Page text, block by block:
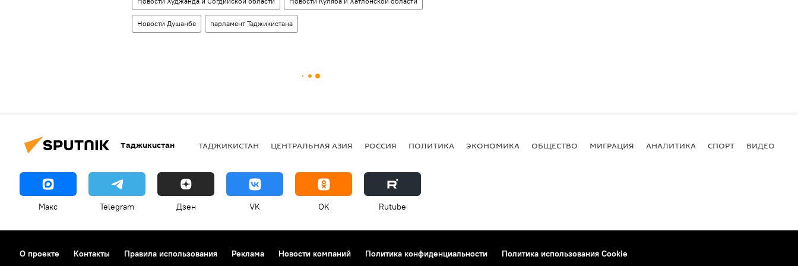
Новости Душанбе парламент Таджикистана
Таджикистан ТАДЖИКИСТАН ЦЕНТРАЛЬНАЯ АЗИЯ РОССИЯ ПОЛИТИКА ЭКОНОМИКА ОБЩЕСТВО МИГРАЦИЯ АНАЛИТИКА СПОРТ ВИДЕО
Макс Telegram Дзен VK OK Rutube
О проекте Контакты Правила использования Реклама Новости компаний Политика конфиденциальности
Политика использования Cookie